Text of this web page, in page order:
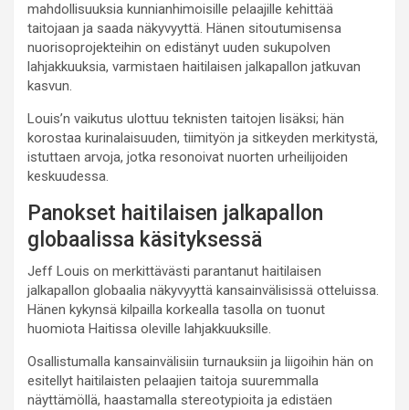
mahdollisuuksia kunnianhimoisille pelaajille kehittää
taitojaan ja saada näkyvyyttä. Hänen sitoutumisensa
nuorisoprojekteihin on edistänyt uuden sukupolven
lahjakkuuksia, varmistaen haitilaisen jalkapallon jatkuvan
kasvun.
Louis’n vaikutus ulottuu teknisten taitojen lisäksi; hän
korostaa kurinalaisuuden, tiimityön ja sitkeyden merkitystä,
istuttaen arvoja, jotka resonoivat nuorten urheilijoiden
keskuudessa.
Panokset haitilaisen jalkapallon
globaalissa käsityksessä
Jeff Louis on merkittävästi parantanut haitilaisen
jalkapallon globaalia näkyvyyttä kansainvälisissä otteluissa.
Hänen kykynsä kilpailla korkealla tasolla on tuonut
huomiota Haitissa oleville lahjakkuuksille.
Osallistumalla kansainvälisiin turnauksiin ja liigoihin hän on
esitellyt haitilaisten pelaajien taitoja suuremmalla
näyttämöllä, haastamalla stereotypioita ja edistäen